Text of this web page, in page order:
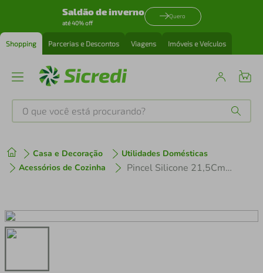
Saldão de inverno
até 40% off
Quero
Shopping Parcerias e Descontos Viagens Imóveis e Veículos
O que você está procurando?
Casa e Decoração
Utilidades Domésticas
Acessórios de Cozinha
Pincel Silicone 21,5Cm Western Home
1º tenis
3º